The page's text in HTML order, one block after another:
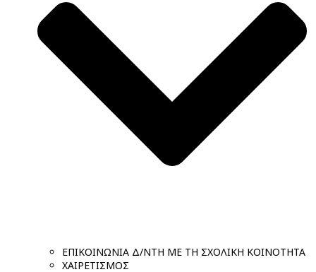
ΕΠΙΚΟΙΝΩΝΙΑ Δ/ΝΤΗ ΜΕ ΤΗ ΣΧΟΛΙΚΗ ΚΟΙΝΟΤΗΤΑ
ΧΑΙΡΕΤΙΣΜΟΣ